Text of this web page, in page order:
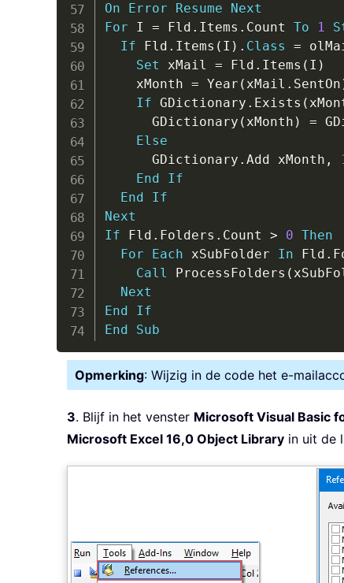
On
Error Resume
Next
For I = Fld . Items . Count To 1
If Fld . Items ( I ) . Class =
Set xMail = Fld . Items ( I )
    xMonth
= Year ( xMail . SentOn
If GDictionary . Exists (
      GDictionary
( xMonth ) =
Else
      GDictionary
. Add xMonth ,
End
If
End
If
Next
If Fld . Folders . Count > 0 Then
For
Each xSubFolder In Fld .
Call ProcessFolders (
Next
End
If
End
Sub
Opmerking: Wijzig in de code het e-
3. Blijf in het venster Microsoft Visual Basic
Microsoft Excel 16,0 Object Library in uit de